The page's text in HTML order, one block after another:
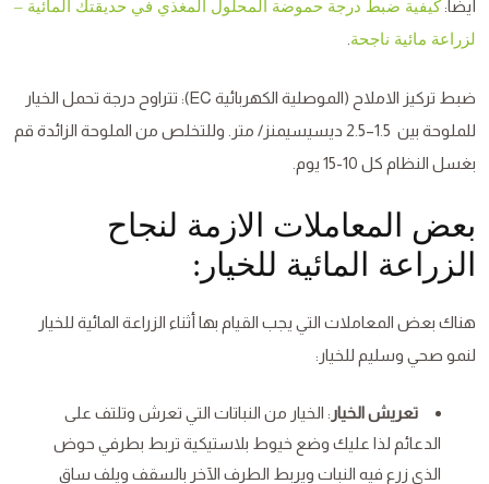
أيضًا:كيفية ضبط درجة حموضة المحلول المغذي في حديقتك المائية –
لزراعة مائية ناجحة
ضبط تركيز الاملاح (الموصلية الكهربائية EC): تتراوح درجة تحمل الخيار
للملوحة بين 1.5–2.5 ديسيسيمنز/ متر. وللتخلص من الملوحة الزائدة قم
بغسل النظام كل 10-15 يوم.
بعض المعاملات الازمة لنجاح
الزراعة المائية للخيار:
هناك بعض المعاملات التي يجب القيام بها أثناء الزراعة المائية للخيار
لنمو صحي وسليم للخيار:
تعريش الخيار : الخيار من النباتات التي تعرش وتلتف على
الدعائم لذا عليك وضع خيوط بلاستيكية تربط بطرفي حوض
الذي زرع فيه النبات ويربط الطرف الآخر بالسقف ويلف ساق